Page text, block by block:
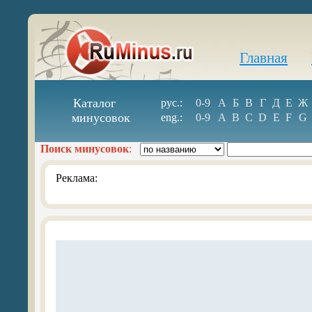
Главная
Каталог
минусовок
рус.: 0-9 А Б В Г Д Е Ж
eng.:
0-9 A B C D E F G
Поиск минусовок:
Реклама: